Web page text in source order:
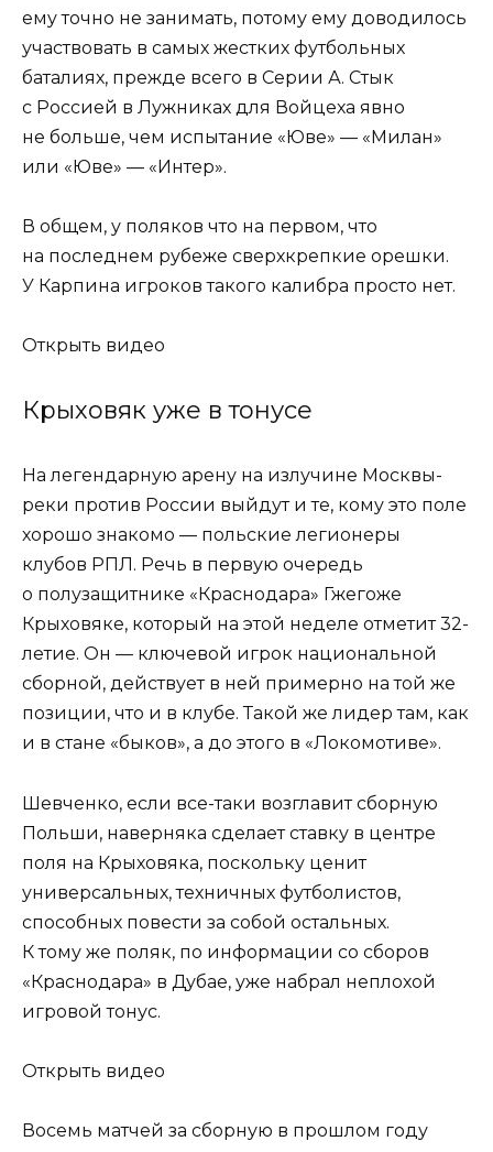
ему точно не занимать, потому ему доводилось
участвовать в самых жестких футбольных
баталиях, прежде всего в Серии А. Стык
с Россией в Лужниках для Войцеха явно
не больше, чем испытание «Юве» — «Милан»
или «Юве» — «Интер».
В общем, у поляков что на первом, что
на последнем рубеже сверхкрепкие орешки.
У Карпина игроков такого калибра просто нет.
Открыть видео
Крыховяк уже в тонусе
На легендарную арену на излучине Москвы-
реки против России выйдут и те, кому это поле
хорошо знакомо — польские легионеры
клубов РПЛ. Речь в первую очередь
о полузащитнике «Краснодара» Гжегоже
Крыховяке, который на этой неделе отметит 32-
летие. Он — ключевой игрок национальной
сборной, действует в ней примерно на той же
позиции, что и в клубе. Такой же лидер там, как
и в стане «быков», а до этого в «Локомотиве».
Шевченко, если все-таки возглавит сборную
Польши, наверняка сделает ставку в центре
поля на Крыховяка, поскольку ценит
универсальных, техничных футболистов,
способных повести за собой остальных.
К тому же поляк, по информации со сборов
«Краснодара» в Дубае, уже набрал неплохой
игровой тонус.
Открыть видео
Восемь матчей за сборную в прошлом году